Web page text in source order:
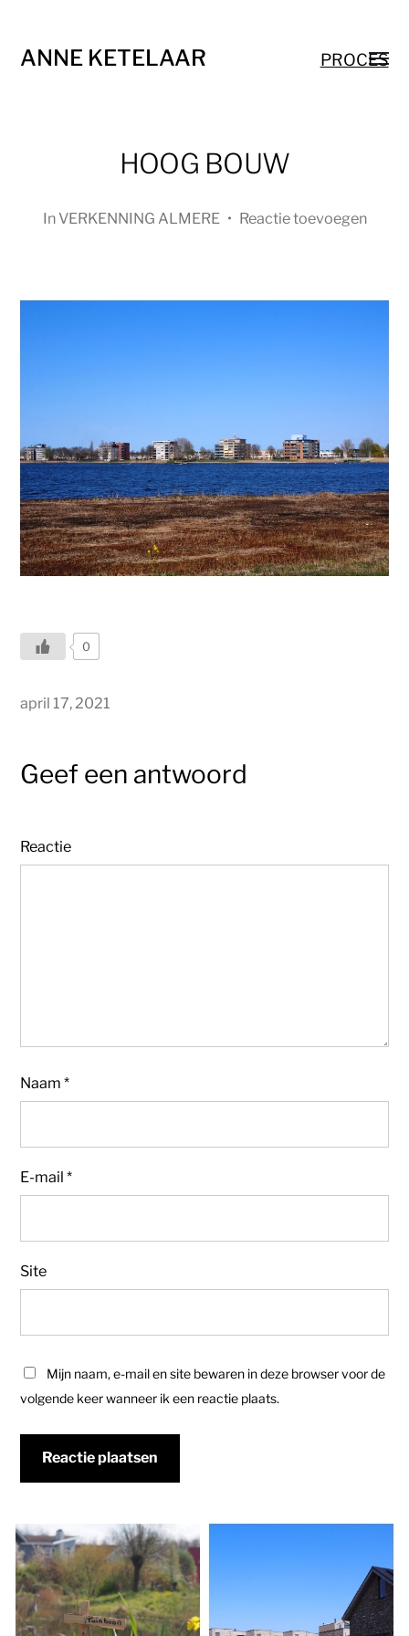
ANNE KETELAAR PROCES
HOOG BOUW
In VERKENNING ALMERE • Reactie toevoegen
0
april 17, 2021
Geef een antwoord
Reactie
Naam*
E-mail*
Site
Mijn naam, e-mail en site bewaren in deze browser voor de
volgende keer wanneer ik een reactie plaats.